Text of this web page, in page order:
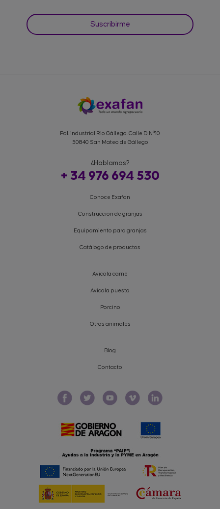
Pol. industrial Rio Gállego. Calle D Nº10
50840 San Mateo de Gállego
¿Hablamos?
+ 34 976 694 530
Conoce Exafan
Construcción de granjas
Equipamiento para granjas
Catálogo de productos
Avícola carne
Avícola puesta
Porcino
Otros animales
Blog
Contacto